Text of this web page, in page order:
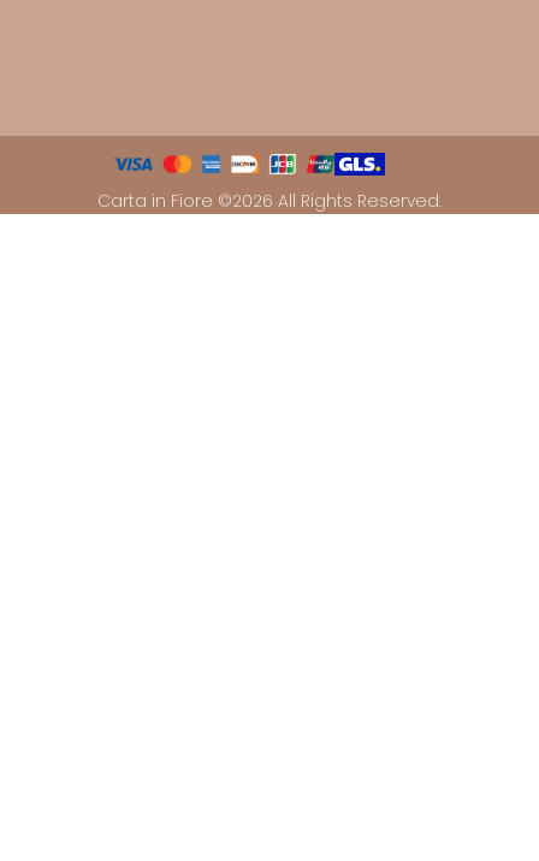
Carta in Fiore ©2026 All Rights Reserved.